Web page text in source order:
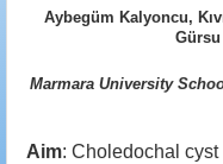
Aybegüm Kalyoncu,
Gürsu
Marmara University
Aim: Choledochal